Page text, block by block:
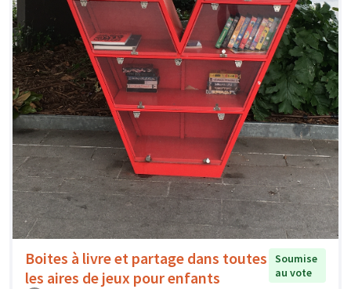
Boites à livre et partage dans toutes
les aires de jeux pour enfants
Soumise
au vote